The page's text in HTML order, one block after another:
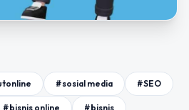
#sosial media #SEO
#bisnis online #bisnis